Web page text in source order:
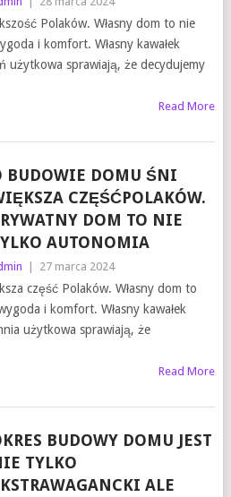
Polaków. Własny dom to nie
i komfort. Własny kawałek
użytkowa sprawiają, że decydujemy
Read More
BUDOWIE DOMU ŚNI
CZĘŚĆPOLAKÓW.
DOM TO NIE
AUTONOMIA
27 marca 2024
część Polaków. Własny dom to
i komfort. Własny kawałek
użytkowa sprawiają, że
Read More
BUDOWY DOMU JEST
TYLKO
ALE